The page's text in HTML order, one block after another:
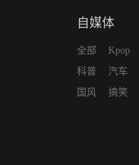
自媒体
全部
科普
国风
Kpop
汽车
搞笑